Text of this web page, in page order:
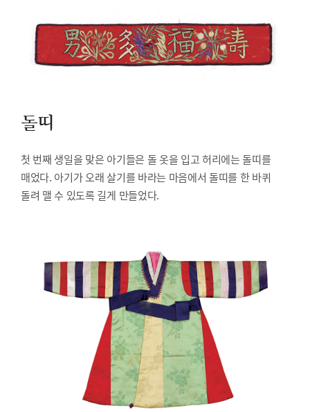
돌띠
첫 번째 생일을 맞은 아기들은 돌 옷을 입고 허리에는 돌띠를
매었다. 아기가 오래 살기를 바라는 마음에서 돌띠를 한 바퀴
돌려 맬 수 있도록 길게 만들었다.